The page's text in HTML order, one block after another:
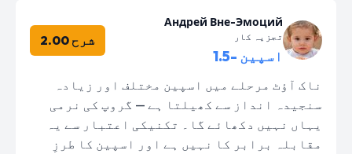
Андрей Вне-Эмоций
تجزیہ کار
اسپین -1.5
شرح 2.00
ناک آؤٹ مرحلے میں اسپین مختلف اور زیادہ
سنجیدہ انداز سے کھیلتا ہے — گروپ کی نرمی
یہاں نہیں دکھائے گا۔ تکنیکی اعتبار سے یہ
مقابلہ برابر کا نہیں ہے اور اسپین کا طرزِ